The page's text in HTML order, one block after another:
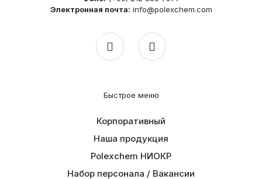
Электронная почта: info@polexchem.com
Быстрое меню
Корпоративный
Наша продукция
Polexchem НИОКР
Набор персонала / Вакансии